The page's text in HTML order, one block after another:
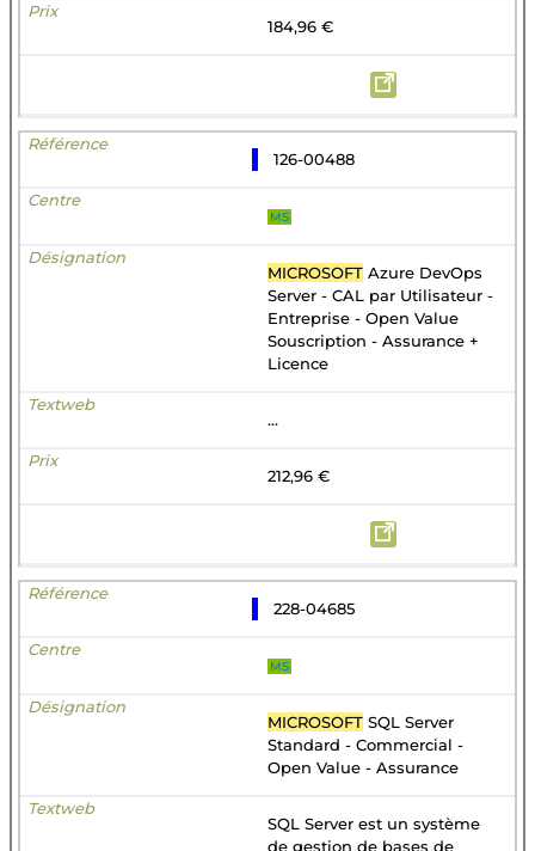
184,96 €
126-00488
MS
MICROSOFT Azure DevOps
Server - CAL par Utilisateur -
Entreprise - Open Value
Souscription - Assurance +
Licence
...
212,96 €
228-04685
MS
MICROSOFT SQL Server
Standard - Commercial -
Open Value - Assurance
SQL Server est un système
de gestion de bases de